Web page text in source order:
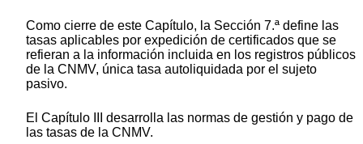
Como cierre de este Capítulo, la Sección 7.ª define las
tasas aplicables por expedición de certificados que se
refieran a la información incluida en los registros públicos
de la CNMV, única tasa autoliquidada por el sujeto
pasivo.
El Capítulo III desarrolla las normas de gestión y pago de
las tasas de la CNMV.